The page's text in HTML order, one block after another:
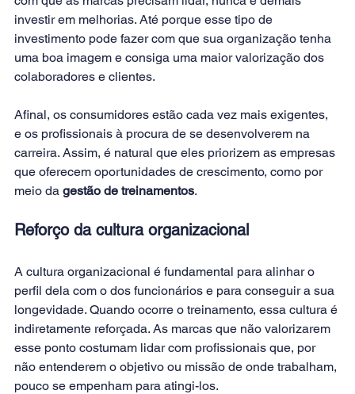
investir em melhorias. Até porque esse tipo de
investimento pode fazer com que sua organização tenha
uma boa imagem e consiga uma maior valorização dos
colaboradores e clientes.
Afinal, os consumidores estão cada vez mais exigentes,
e os profissionais à procura de se desenvolverem na
carreira. Assim, é natural que eles priorizem as empresas
que oferecem oportunidades de crescimento, como por
meio da gestão de treinamentos.
Reforço da cultura organizacional
A cultura organizacional é fundamental para alinhar o
perfil dela com o dos funcionários e para conseguir a sua
longevidade. Quando ocorre o treinamento, essa cultura é
indiretamente reforçada. As marcas que não valorizarem
esse ponto costumam lidar com profissionais que, por
não entenderem o objetivo ou missão de onde trabalham,
pouco se empenham para atingi-los.